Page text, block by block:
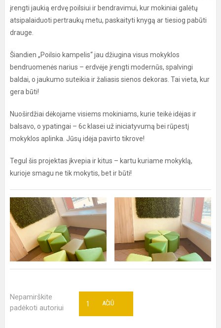
įrengti jaukią erdvę poilsiui ir bendravimui, kur mokiniai galėtų
atsipalaiduoti pertraukų metu, paskaityti knygą ar tiesiog pabūti
drauge.
Šiandien „Poilsio kampelis“ jau džiugina visus mokyklos
bendruomenės narius – erdvėje įrengti modernūs, spalvingi
baldai, o jaukumo suteikia ir žaliasis sienos dekoras. Tai vieta, kur
gera būti!
Nuoširdžiai dėkojame visiems mokiniams, kurie teikė idėjas ir
balsavo, o ypatingai – 6c klasei už iniciatyvumą bei rūpestį
mokyklos aplinka. Jūsų idėja pavirto tikrove!
Tegul šis projektas įkvepia ir kitus – kartu kuriame mokyklą,
kurioje smagu ne tik mokytis, bet ir būti!
Nepamirškite
padėkoti autoriui
AČIŪ
1